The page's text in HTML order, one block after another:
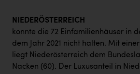
NIEDERÖSTERREICH
konnte die 72 Einfamilienhäuser in
dem Jahr 2021 nicht halten. Mit
liegt Niederösterreich dem
Nacken (60). Der Luxusanteil in